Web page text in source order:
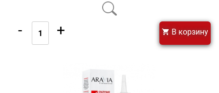
- + В корзину